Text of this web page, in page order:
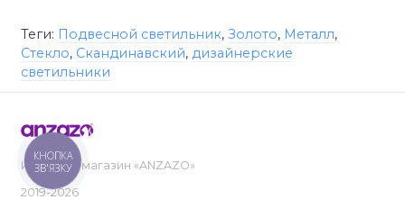
Теги: Подвесной светильник, Золото, Металл,
Стекло, Скандинавский, дизайнерские
светильники
Интернет-магазин «ANZAZO»
2019-2026
КНОПКА
ЗВ'ЯЗКУ